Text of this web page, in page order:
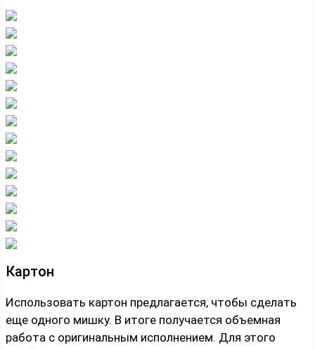
Картон
Использовать картон предлагается, чтобы сделать
еще одного мишку. В итоге получается объемная
работа с оригинальным исполнением. Для этого